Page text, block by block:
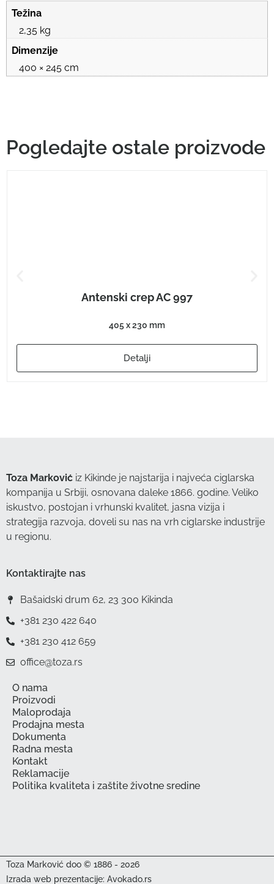
Težina
2,35 kg
Dimenzije
400 × 245 cm
Pogledajte ostale proizvode
Antenski crep AC 997
405 x 230 mm
Detalji
Toza Marković iz Kikinde je najstarija i najveća ciglarska
kompanija u Srbiji, osnovana daleke 1866. godine. Veliko
iskustvo, postojan i vrhunski kvalitet, jasna vizija i
strategija razvoja, doveli su nas na vrh ciglarske industrije
u regionu.
Kontaktirajte nas
Bašaidski drum 62, 23 300 Kikinda
+381 230 422 640
+381 230 412 659
office@toza.rs
O nama
Proizvodi
Maloprodaja
Prodajna mesta
Dokumenta
Radna mesta
Kontakt
Reklamacije
Politika kvaliteta i zaštite životne sredine
Toza Marković doo © 1886 - 2026
Izrada web prezentacije: Avokado.rs